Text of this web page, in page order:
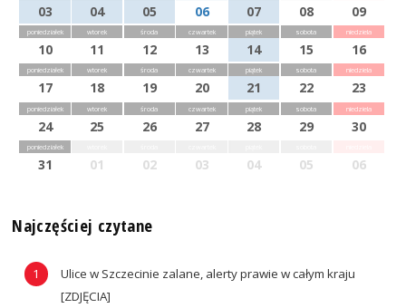
03 04 05 06 07 08 09
poniedziałek
10
wtorek
11
środa
12
czwartek
13
piątek
14
sobota
15
niedziela
16
poniedziałek
17
wtorek
18
środa
19
czwartek
20
piątek
21
sobota
22
niedziela
23
poniedziałek
24
wtorek
25
środa
26
czwartek
27
piątek
28
sobota
29
niedziela
30
poniedziałek
31 01 02 03 04 05 06
Najczęściej czytane
Ulice w Szczecinie zalane, alerty prawie w całym kraju
[ZDJĘCIA]